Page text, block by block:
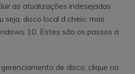
as atualizações indesejadas
seja, disco local d cheio, mas
10. Estes são os passos a
de disco, clique na